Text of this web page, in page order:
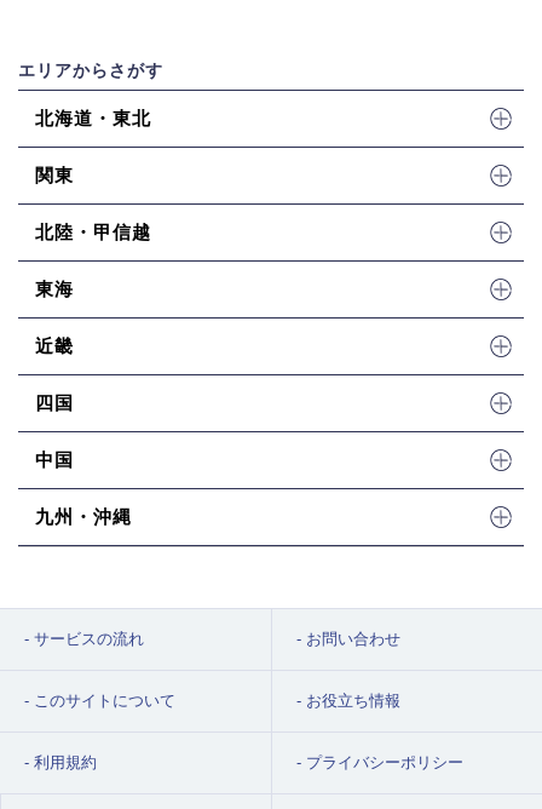
エリアからさがす
北海道・東北
関東
北陸・甲信越
東海
近畿
四国
中国
九州・沖縄
サービスの流れ お問い合わせ
このサイトについて お役立ち情報
利用規約 プライバシーポリシー